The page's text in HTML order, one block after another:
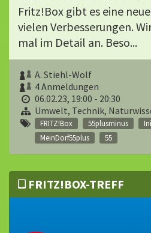
Fritz!Box gibt es eine
vielen Verbesserungen.
mal im Detail an. Beso...
A. Stiehl-Wolf
4 Anmeldungen
06.02.23, 19:00 - 20:30
Umwelt, Technik,
FRITZ!Box 55plusminus
MeinDorf55plus
55
FRITZ!BOX-TREFF